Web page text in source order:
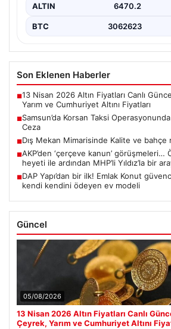
ALTIN 6470.2
BTC 3062623
Son Eklenen Haberler
■13 Nisan 2026 Altın Fiyatları Canlı
Yarım ve Cumhuriyet Altını Fiyatları
■Samsun’da Korsan Taksi
Ceza
■Dış Mekan Mimarisinde Kalite ve bahçe
■AKP’den ‘çerçeve kanun’ görüşmeleri…
heyeti ile ardından MHP’li Yıldız’la bir
■DAP Yapı’dan bir ilk! Emlak Konut
kendi kendini ödeyen ev modeli
Güncel
05/08/2026
13 Nisan 2026 Altın Fiyatları Canlı
Çeyrek, Yarım ve Cumhuriyet Altını